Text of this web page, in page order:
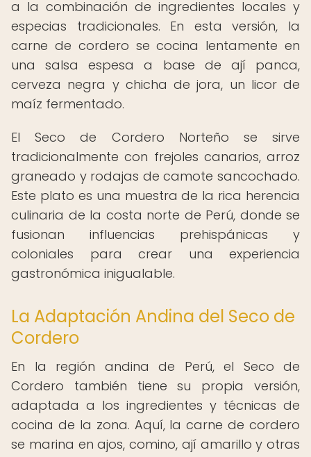
a la combinación de ingredientes locales y
especias tradicionales. En esta versión, la
carne de cordero se cocina lentamente en
una salsa espesa a base de ají panca,
cerveza negra y chicha de jora, un licor de
maíz fermentado.
El Seco de Cordero Norteño se sirve
tradicionalmente con frejoles canarios, arroz
graneado y rodajas de camote sancochado.
Este plato es una muestra de la rica herencia
culinaria de la costa norte de Perú, donde se
fusionan influencias prehispánicas y
coloniales para crear una experiencia
gastronómica inigualable.
La Adaptación Andina del Seco de
Cordero
En la región andina de Perú, el Seco de
Cordero también tiene su propia versión,
adaptada a los ingredientes y técnicas de
cocina de la zona. Aquí, la carne de cordero
se marina en ajos, comino, ají amarillo y otras